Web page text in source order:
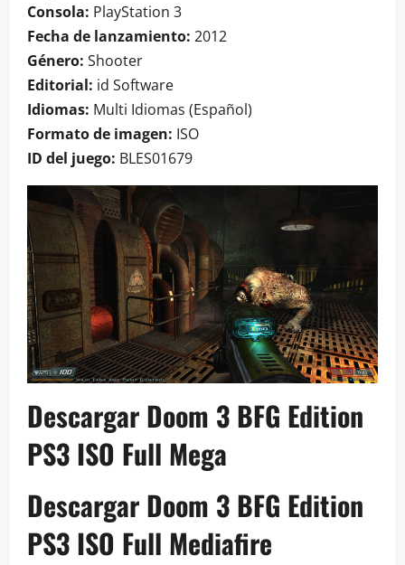
Consola: PlayStation 3
Fecha de lanzamiento: 2012
Género: Shooter
Editorial: id Software
Idiomas: Multi Idiomas (Español)
Formato de imagen: ISO
ID del juego: BLES01679
Descargar Doom 3 BFG Edition
PS3 ISO Full Mega
Descargar Doom 3 BFG Edition
PS3 ISO Full Mediafire